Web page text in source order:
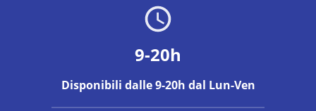
9-20h
Disponibili dalle 9-20h dal Lun-Ven